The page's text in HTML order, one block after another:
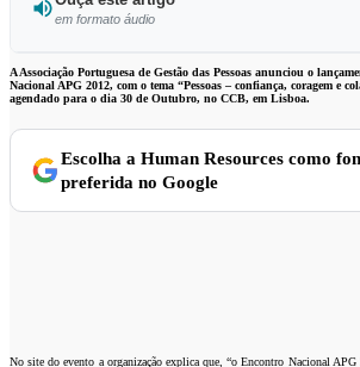
em formato áudio
Ouvir este artigo
A Associação Portuguesa de Gestão das Pessoas anunciou o
Nacional APG 2012, com o tema “Pessoas – confiança, coragem e
agendado para o dia 30 de Outubro, no CCB, em Lisboa.
Escolha a Human Resources como
preferida no Google
No site do evento a organização explica que, “o Encontro Nacional